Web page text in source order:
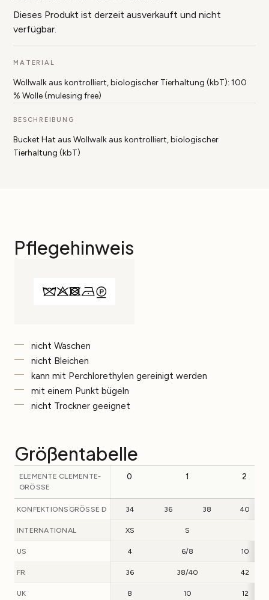
Dieses Produkt ist derzeit ausverkauft und nicht
verfügbar.
MATERIAL
Wollwalk aus kontrolliert, biologischer Tierhaltung (kbT): 100
% Wolle (mulesing free)
BESCHREIBUNG
Bucket Hat aus Wollwalk aus kontrolliert, biologischer
Tierhaltung (kbT)
Pflegehinweis
nicht Waschen
nicht Bleichen
kann mit Perchlorethylen gereinigt werden
mit einem Punkt bügeln
nicht Trockner geeignet
Größentabelle
ELEMENTE CLEMENTE-
GRÖSSE
0 1 2
KONFEKTIONSGRÖSSE D 34 36 38 40
INTERNATIONAL XS S
US 4 6/8 10
FR 36 38/40 42
UK 8 10 12